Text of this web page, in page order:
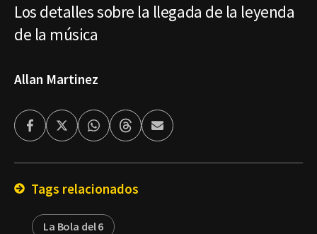
Los detalles sobre la llegada de la leyenda
de la música
Allan Martinez
FacebookTwitterWhatsappThreadsEnviar
por
Tags relacionados
La Bola del 6